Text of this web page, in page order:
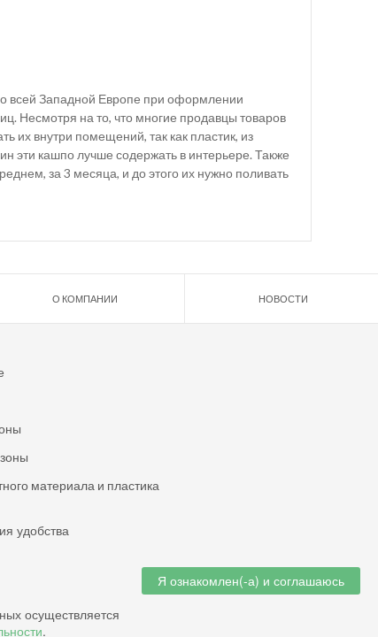
всей Западной Европе при оформлении
Несмотря на то, что многие продавцы товаров
их внутри помещений, так как пластик, из
эти кашпо лучше содержать в интерьере. Также
за 3 месяца, и до этого их нужно поливать
О КОМПАНИИ НОВОСТИ
материала и пластика
удобства
осуществляется
.
Я ознакомлен(-а) и соглашаюсь